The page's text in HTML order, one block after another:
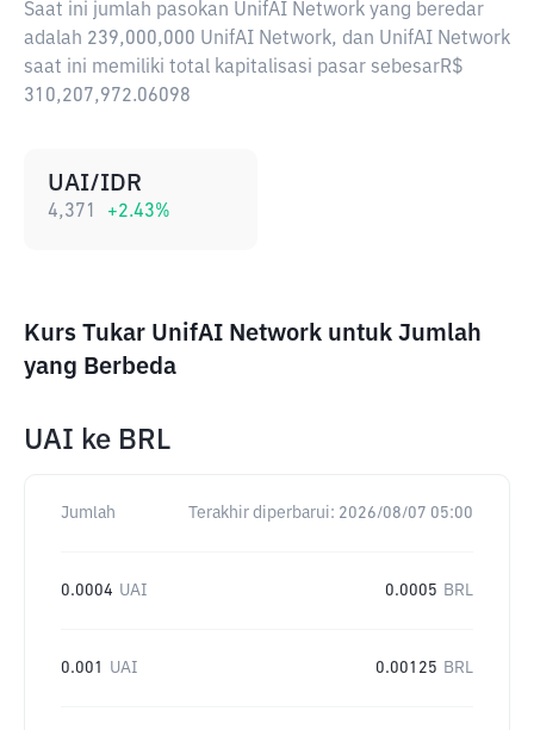
Saat ini jumlah pasokan UnifAI Network yang beredar
adalah 239,000,000 UnifAI Network, dan UnifAI Network
saat ini memiliki total kapitalisasi pasar sebesarR$
310,207,972.06098
UAI/IDR
4,371 +2.43%
Kurs Tukar UnifAI Network untuk Jumlah
yang Berbeda
UAI ke BRL
Jumlah Terakhir diperbarui: 2026/08/07 05:00
0.0004 UAI 0.0005 BRL
0.001 UAI 0.00125 BRL